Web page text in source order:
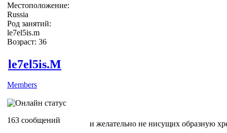
Местоположение:
Russia
Род занятий:
le7el5is.m
Возраст: 36
le7el5is.M
Members
163 сообщений и желательно не нисущих образную